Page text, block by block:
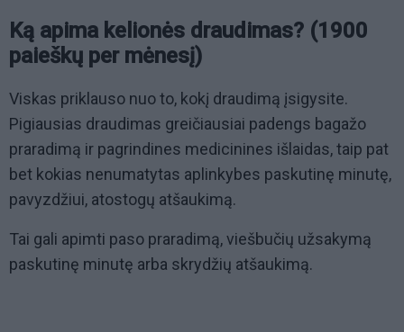
Ką apima kelionės draudimas? (1900
paieškų per mėnesį)
Viskas priklauso nuo to, kokį draudimą įsigysite.
Pigiausias draudimas greičiausiai padengs bagažo
praradimą ir pagrindines medicinines išlaidas, taip pat
bet kokias nenumatytas aplinkybes paskutinę minutę,
pavyzdžiui, atostogų atšaukimą.
Tai gali apimti paso praradimą, viešbučių užsakymą
paskutinę minutę arba skrydžių atšaukimą.